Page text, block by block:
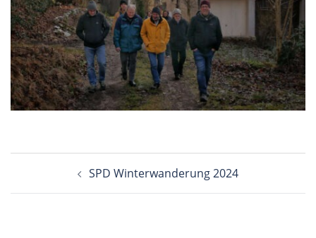
SPD Winterwanderung 2024